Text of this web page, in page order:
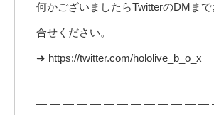
何かございましたらTwitterのDMま
合せください。
➜ https://twitter.com/hololive_b_o_x
━ ━ ━ ━ ━ ━ ━ ━ ━ ━ ━ ━ ━